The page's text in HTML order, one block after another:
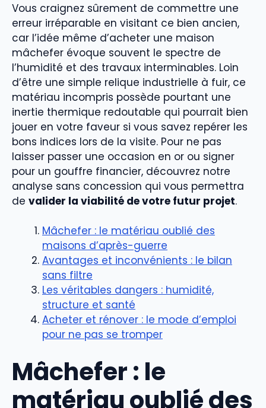
Vous craignez sûrement de commettre une
erreur irréparable en visitant ce bien ancien,
car l’idée même d’acheter une maison
mâchefer évoque souvent le spectre de
l’humidité et des travaux interminables. Loin
d’être une simple relique industrielle à fuir, ce
matériau incompris possède pourtant une
inertie thermique redoutable qui pourrait bien
jouer en votre faveur si vous savez repérer les
bons indices lors de la visite. Pour ne pas
laisser passer une occasion en or ou signer
pour un gouffre financier, découvrez notre
analyse sans concession qui vous permettra
de valider la viabilité de votre futur projet.
Mâchefer : le matériau oublié des
maisons d’après-guerre
Avantages et inconvénients : le bilan
sans filtre
Les véritables dangers : humidité,
structure et santé
Acheter et rénover : le mode d’emploi
pour ne pas se tromper
Mâchefer : le
matériau oublié des